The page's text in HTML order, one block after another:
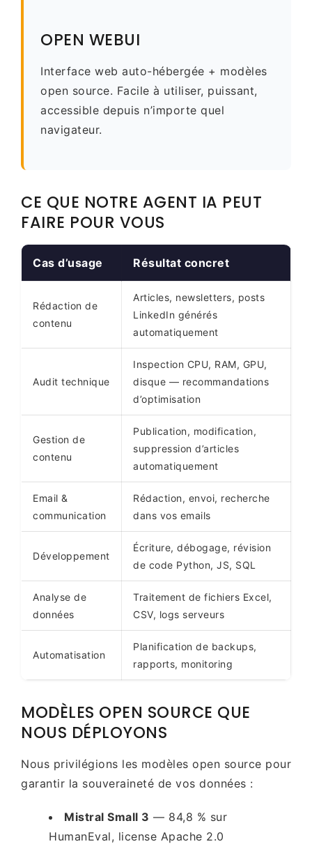
OPEN WEBUI
Interface web auto-hébergée + modèles
open source. Facile à utiliser, puissant,
accessible depuis n’importe quel
navigateur.
CE QUE NOTRE AGENT IA PEUT
FAIRE POUR VOUS
Cas d’usage Résultat concret
Rédaction de
contenu
Articles, newsletters, posts
LinkedIn générés
automatiquement
Audit technique
Inspection CPU, RAM, GPU,
disque — recommandations
d’optimisation
Gestion de
contenu
Publication, modification,
suppression d’articles
automatiquement
Email &
communication
Rédaction, envoi, recherche
dans vos emails
Développement
Écriture, débogage, révision
de code Python, JS, SQL
Analyse de
données
Traitement de fichiers Excel,
CSV, logs serveurs
Automatisation
Planification de backups,
rapports, monitoring
MODÈLES OPEN SOURCE QUE
NOUS DÉPLOYONS
Nous privilégions les modèles open source pour
garantir la souveraineté de vos données :
Mistral Small 3 — 84,8 % sur
HumanEval, license Apache 2.0